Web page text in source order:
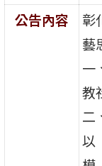
公告內容
彰
藝
一
教
二
以